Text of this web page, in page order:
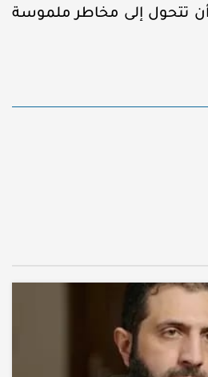
تتحول إلى مخاطر ملموسة